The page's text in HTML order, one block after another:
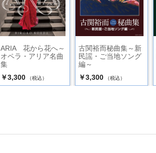
ARIA 花から花へ～
オペラ・アリア名曲
集
￥3,300
（税込）
古関裕而秘曲集～新
民謡・ご当地ソング
編～
￥3,300
（税込）